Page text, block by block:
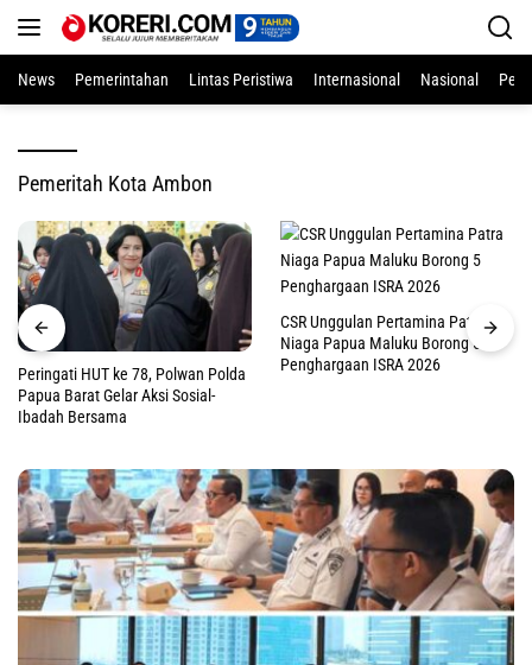
News
Pemerintahan Lintas Peristiwa Internasional Nasional
Pemeritah Kota Ambon
Peringati HUT ke 78, Polwan Polda
Papua Barat Gelar Aksi Sosial-
Ibadah Bersama
CSR Unggulan Pertamina Patra
Niaga Papua Maluku Borong 5
Penghargaan ISRA 2026